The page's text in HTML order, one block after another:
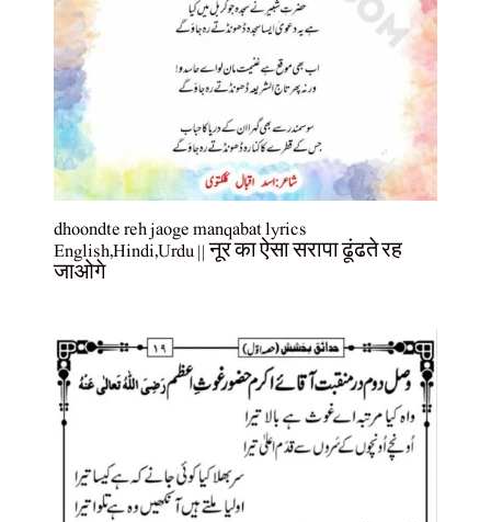
dhoondte reh jaoge manqabat lyrics
English,Hindi,Urdu || नूर का ऐसा सरापा ढूंढते रह
जाओगे